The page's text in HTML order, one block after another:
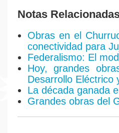
Notas
Obras en el
conectividad para
Federalismo: El
Hoy, grandes
Desarrollo Eléctrico
La década ganada
Grandes obras del